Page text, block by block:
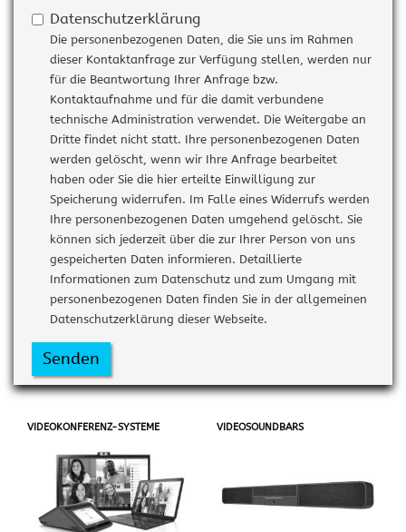
Datenschutzerklärung
Die personenbezogenen Daten, die Sie uns im Rahmen
dieser Kontaktanfrage zur Verfügung stellen, werden nur
für die Beantwortung Ihrer Anfrage bzw.
Kontaktaufnahme und für die damit verbundene
technische Administration verwendet. Die Weitergabe an
Dritte findet nicht statt. Ihre personenbezogenen Daten
werden gelöscht, wenn wir Ihre Anfrage bearbeitet
haben oder Sie die hier erteilte Einwilligung zur
Speicherung widerrufen. Im Falle eines Widerrufs werden
Ihre personenbezogenen Daten umgehend gelöscht. Sie
können sich jederzeit über die zur Ihrer Person von uns
gespeicherten Daten informieren. Detaillierte
Informationen zum Datenschutz und zum Umgang mit
personenbezogenen Daten finden Sie in der allgemeinen
Datenschutzerklärung dieser Webseite.
Senden
VIDEOKONFERENZ-SYSTEME VIDEOSOUNDBARS